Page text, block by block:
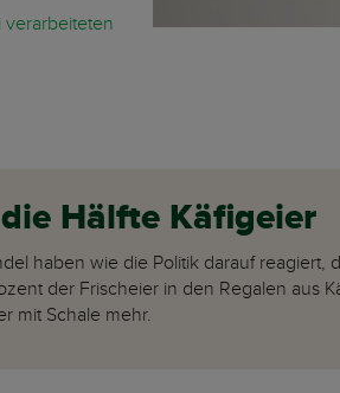
verarbeiteten
Hälfte Käfigeier
haben wie die Politik darauf reagiert,
der Frischeier in den Regalen aus
mit Schale mehr.